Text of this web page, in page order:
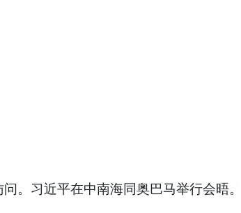
习近平在中南海同奥巴马举行会晤